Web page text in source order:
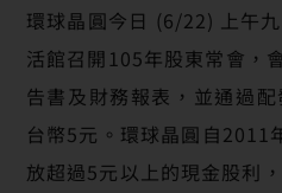
環球晶圓今日 (6/22) 上午
活館召開105年股東常會，
告書及財務報表，並通過
台幣5元。環球晶圓自2011
放超過5元以上的現金股利